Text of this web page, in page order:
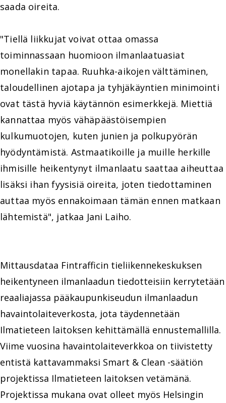
saada oireita.
"Tiellä liikkujat voivat ottaa omassa
toiminnassaan huomioon ilmanlaatuasiat
monellakin tapaa. Ruuhka-aikojen välttäminen,
taloudellinen ajotapa ja tyhjäkäyntien minimointi
ovat tästä hyviä käytännön esimerkkejä. Miettiä
kannattaa myös vähäpäästöisempien
kulkumuotojen, kuten junien ja polkupyörän
hyödyntämistä. Astmaatikoille ja muille herkille
ihmisille heikentynyt ilmanlaatu saattaa aiheuttaa
lisäksi ihan fyysisiä oireita, joten tiedottaminen
auttaa myös ennakoimaan tämän ennen matkaan
lähtemistä", jatkaa Jani Laiho.
Mittausdataa Fintrafficin tieliikennekeskuksen
heikentyneen ilmanlaadun tiedotteisiin kerrytetään
reaaliajassa pääkaupunkiseudun ilmanlaadun
havaintolaiteverkosta, jota täydennetään
Ilmatieteen laitoksen kehittämällä ennustemallilla.
Viime vuosina havaintolaiteverkkoa on tiivistetty
entistä kattavammaksi Smart & Clean -säätiön
projektissa Ilmatieteen laitoksen vetämänä.
Projektissa mukana ovat olleet myös Helsingin